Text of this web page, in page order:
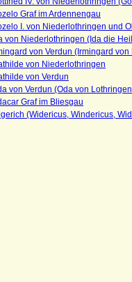
Graf im Ardennengau
I. von Niederlothringen und
von Niederlothringen (Ida die
von Verdun (Irmingard
von Niederlothringen
von Verdun
von Verdun (Oda von
Graf im Bliesgau
(Widericus, Windericus,